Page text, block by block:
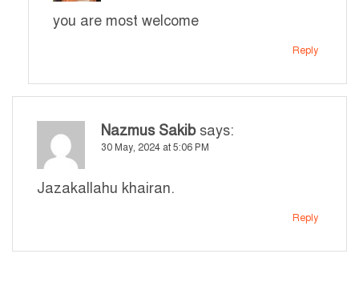
you are most welcome
Reply
Nazmus Sakib says:
30 May, 2024 at 5:06 PM
Jazakallahu khairan.
Reply